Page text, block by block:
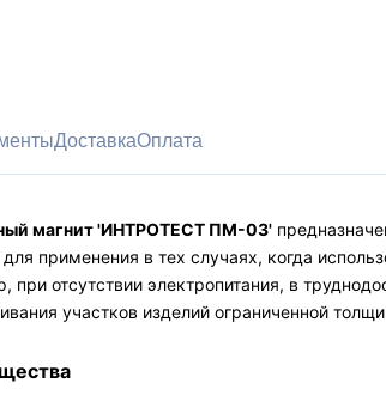
ДоставкаОплата
магнит 'ИНТРОТЕСТ ПМ-03'
для применения в тех случаях, когда
при отсутствии электропитания, в
участков изделий ограниченной